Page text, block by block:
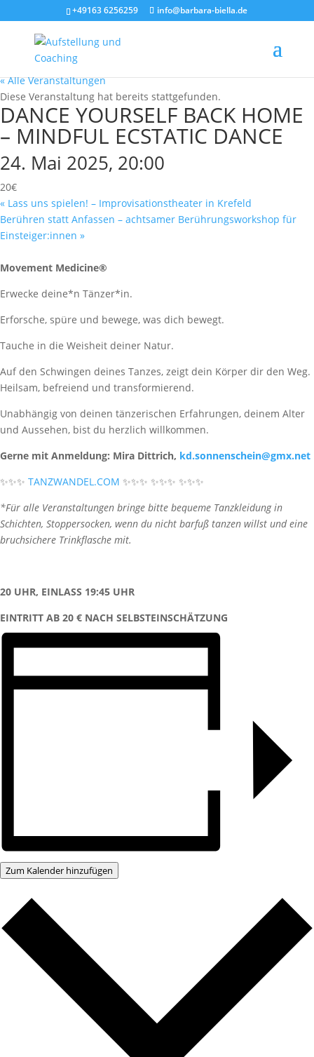
+49163 6256259 info@barbara-biella.de
« Alle Veranstaltungen
Diese Veranstaltung hat bereits stattgefunden.
DANCE YOURSELF BACK HOME
– MINDFUL ECSTATIC DANCE
24. Mai 2025, 20:00
20€
« Lass uns spielen! – Improvisationstheater in Krefeld
Berühren statt Anfassen – achtsamer Berührungsworkshop für
Einsteiger:innen »
Movement Medicine®
Erwecke deine*n Tänzer*in.
Erforsche, spüre und bewege, was dich bewegt.
Tauche in die Weisheit deiner Natur.
Auf den Schwingen deines Tanzes, zeigt dein Körper dir den Weg.
Heilsam, befreiend und transformierend.
Unabhängig von deinen tänzerischen Erfahrungen, deinem Alter
und Aussehen, bist du herzlich willkommen.
Gerne mit Anmeldung: Mira Dittrich, kd.sonnenschein@gmx.net
✨✨✨ TANZWANDEL.COM ✨✨✨ ✨✨✨ ✨✨✨
*Für alle Veranstaltungen bringe bitte bequeme Tanzkleidung in
Schichten, Stoppersocken, wenn du nicht barfuß tanzen willst und eine
bruchsichere Trinkflasche mit.
20 UHR, EINLASS 19:45 UHR
EINTRITT AB 20 € NACH SELBSTEINSCHÄTZUNG
Zum Kalender hinzufügen